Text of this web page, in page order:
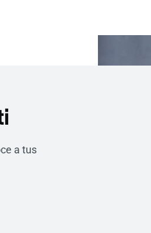
a tus